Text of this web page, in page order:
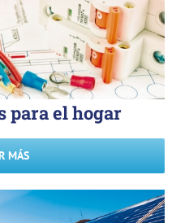
para el hogar
MÁS